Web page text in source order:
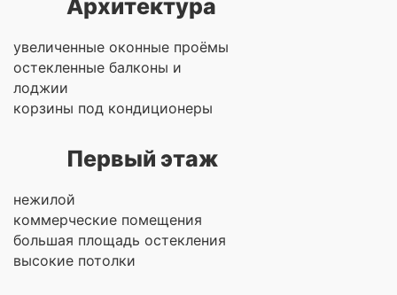
Архитектура
увеличенные оконные проёмы
остекленные балконы и
лоджии
корзины под кондиционеры
Первый этаж
нежилой
коммерческие помещения
большая площадь остекления
высокие потолки